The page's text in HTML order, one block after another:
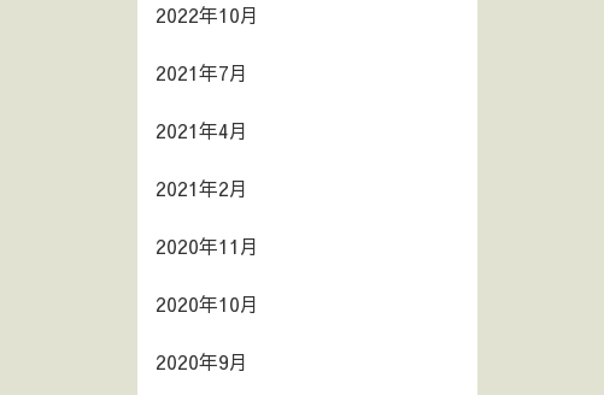
2022年10月
2021年7月
2021年4月
2021年2月
2020年11月
2020年10月
2020年9月